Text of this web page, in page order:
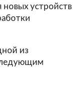
устройств
из